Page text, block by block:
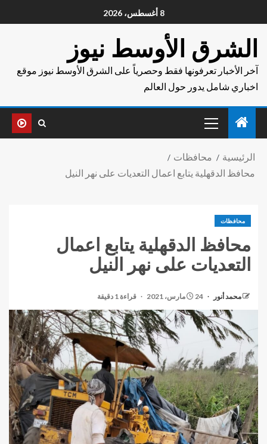
8 أغسطس، 2026
الشرق الأوسط نيوز
آخر الأخبار تعرفونها فقط وحصرياً على الشرق الأوسط نيوز موقع
اخباري شامل يدور حول العالم
الرئيسية
محافظات
محافظ الدقهلية يتابع اعمال التعديات على نهر النيل
محافظات
محافظ الدقهلية يتابع اعمال
التعديات على نهر النيل
محمد أنور 24 مارس، 2021 قراءة 1 دقيقة